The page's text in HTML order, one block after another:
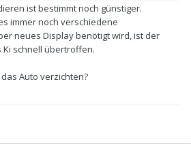
ist bestimmt noch günstiger.
immer noch verschiedene
neues Display benötigt wird, ist der
schnell übertroffen.
Auto verzichten?